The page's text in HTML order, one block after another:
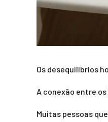
Os desequilíbrios
A conexão entre
Muitas pessoas